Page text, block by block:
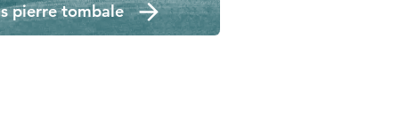
pierre tombale